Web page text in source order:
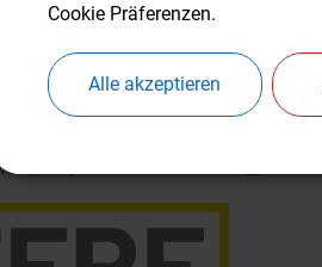
und von der Europäischen
wichtigen Beitrag zu den
sowie zur nachhaltigen
zur Förderung finden Sie
foerderperiode-2014-2020/
Cookie Präferenzen.
Alle akzeptieren
Cookie Präferenzen.
Alle akzeptieren